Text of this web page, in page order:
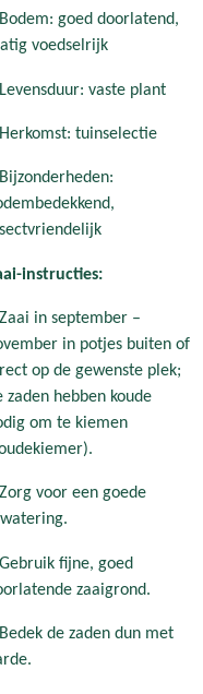
goed doorlatend,
voedselrijk
vaste plant
tuinselectie
instructies:
in september –
in potjes buiten of
op de gewenste plek;
zaden hebben koude
om te kiemen
voor een goede
fijne, goed
zaaigrond.
de zaden dun met